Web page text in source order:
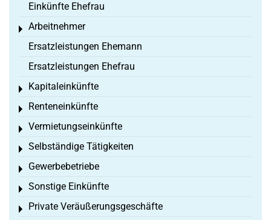
Einkünfte Ehefrau
Arbeitnehmer
Toggle menu
Ersatzleistungen Ehemann
Ersatzleistungen Ehefrau
Kapitaleinkünfte
Toggle menu
Renteneinkünfte
Toggle menu
Vermietungseinkünfte
Toggle menu
Selbständige Tätigkeiten
Toggle menu
Gewerbebetriebe
Toggle menu
Sonstige Einkünfte
Toggle menu
Private Veräußerungsgeschäfte
Toggle menu